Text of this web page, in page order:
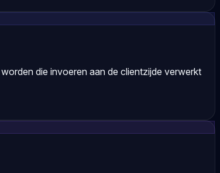
die invoeren aan de clientzijde verwerkt